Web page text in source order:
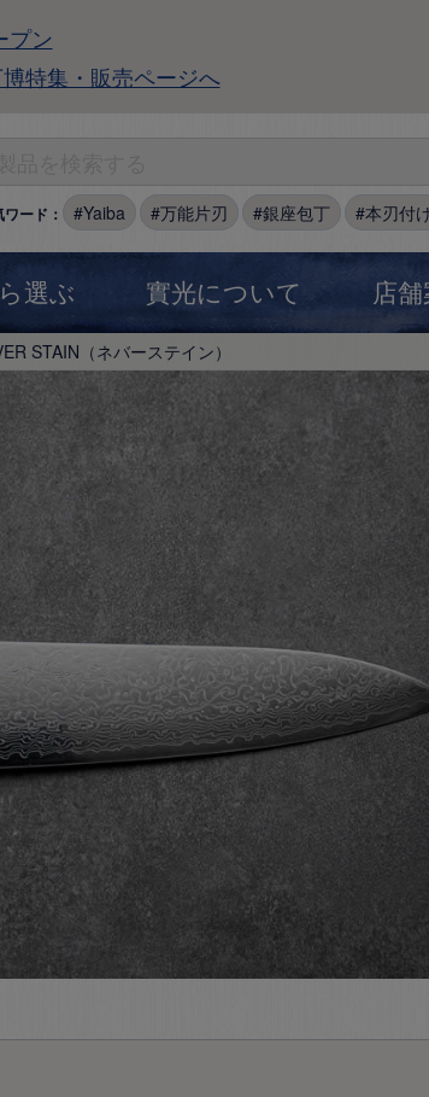
プン
特集・販売ページへ
ード： Yaiba 万能片刃 銀座包丁 本刃付
選ぶ 實光について 店舗
STAIN（ネバーステイン）